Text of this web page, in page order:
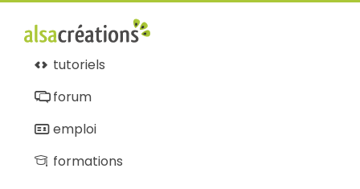
tutoriels
forum
emploi
formations